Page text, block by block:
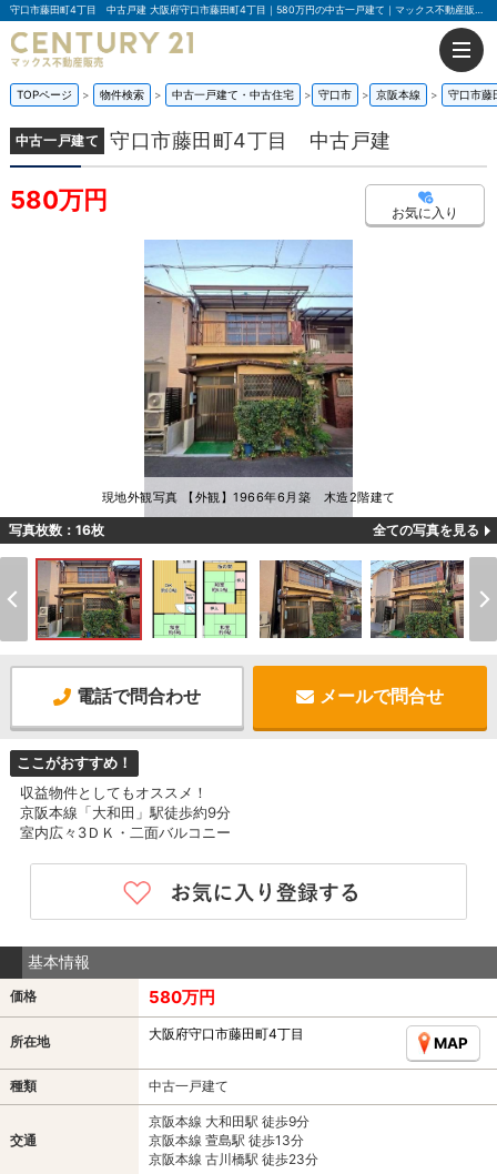
TOPページ 物件検索 中古一戸建て・中古住宅 守口市 京阪本線 守口市
中古一戸建て 守口市藤田町4丁目 中古戸建
580万円 お気に入り
現地外観写真 【外観】1966年6月築 木造2階建て
写真枚数：16枚 全ての写真を見る
電話で問合わせ メールで問合せ
ここがおすすめ！
収益物件としてもオススメ！
京阪本線「大和田」駅徒歩約9分
室内広々3ＤＫ・二面バルコニー
基本情報
価格 580万円
所在地 大阪府守口市藤田町4丁目
MAP
種類 中古一戸建て
交通
京阪本線 大和田駅 徒歩9分
京阪本線 萱島駅 徒歩13分
京阪本線 古川橋駅 徒歩23分